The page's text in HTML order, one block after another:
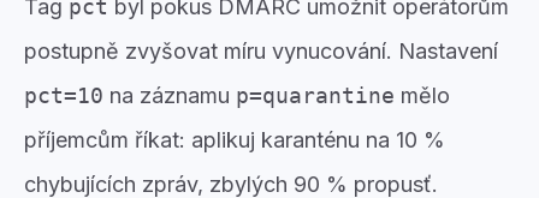
Tag pct byl pokus DMARC umožnit operátorům
postupně zvyšovat míru vynucování. Nastavení
pct=10 na záznamu p=quarantine mělo
příjemcům říkat: aplikuj karanténu na 10 %
chybujících zpráv, zbylých 90 % propusť.